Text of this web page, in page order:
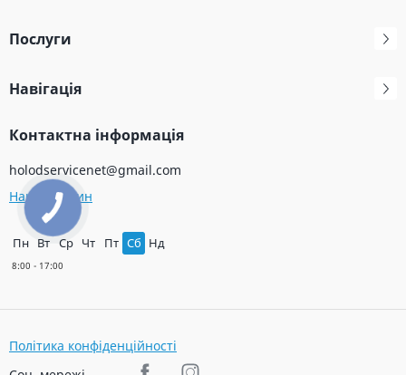
Послуги
Навігація
Контактна інформація
holodservicenet@gmail.com
Наш магазин
Пн Вт Ср Чт Пт Сб Нд
Політика конфіденційності